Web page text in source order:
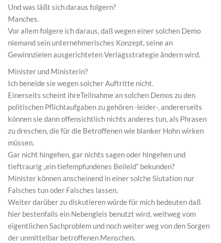
Und was läßt sich daraus folgern?
Manches.
Vor allem folgere ich daraus, daß wegen einer solchen Demo
niemand sein unternehmerisches Konzept, seine an
Gewinnzielen ausgerichteten Verlagsstrategie ändern wird.
Minister und Ministerin?
Ich beneide sie wegen solcher Auftritte nicht.
Einerseits scheint ihreTeilnahme an solchen Demos zu den
politischen Pflichtaufgaben zu gehören -leider-, andererseits
können sie dann offensichtlich nichts anderes tun, als Phrasen
zu dreschen, die für die Betroffenen wie blanker Hohn wirken
müssen.
Gar nicht hingehen, gar nichts sagen oder hingehen und
tieftraurig „ein tiefempfundenes Beileid“ bekunden?
Minister können anscheinend in einer solche Siutation nur
Falsches tun oder Falsches lassen.
Weiter darüber zu diskutieren würde für mich bedeuten daß
hier bestenfalls ein Nebengleis benutzt wird, weitweg vom
eigentlichen Sachproblem und noch weiter weg von den Sorgen
der unmittelbar betroffenen Menschen.